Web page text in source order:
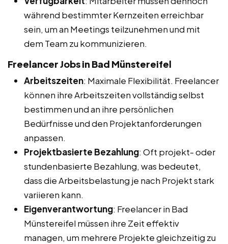
während bestimmter Kernzeiten erreichbar
sein, um an Meetings teilzunehmen und mit
dem Team zu kommunizieren.
Freelancer Jobs in Bad Münstereifel
Arbeitszeiten: Maximale Flexibilität. Freelancer
können ihre Arbeitszeiten vollständig selbst
bestimmen und an ihre persönlichen
Bedürfnisse und den Projektanforderungen
anpassen.
Projektbasierte Bezahlung: Oft projekt- oder
stundenbasierte Bezahlung, was bedeutet,
dass die Arbeitsbelastung je nach Projekt stark
variieren kann.
Eigenverantwortung: Freelancer in Bad
Münstereifel müssen ihre Zeit effektiv
managen, um mehrere Projekte gleichzeitig zu